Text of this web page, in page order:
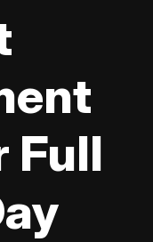
Full